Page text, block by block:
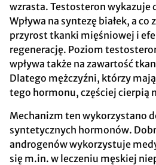
wzrasta. Testosteron wykazuje
Wpływa na syntezę białek, a
przyrost tkanki mięśniowej i
regenerację. Poziom
wpływa także na zawartość
Dlatego mężczyźni, którzy
tego hormonu, częściej cierpią
Mechanizm ten wykorzystano
syntetycznych hormonów.
androgenów wykorzystuje
się m.in. w leczeniu męskiej